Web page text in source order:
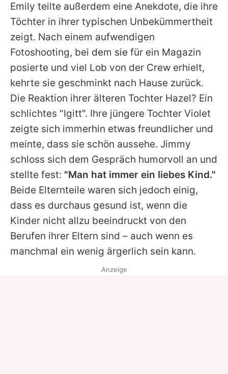
Emily teilte außerdem eine Anekdote, die ihre
Töchter in ihrer typischen Unbekümmertheit
zeigt. Nach einem aufwendigen
Fotoshooting, bei dem sie für ein Magazin
posierte und viel Lob von der Crew erhielt,
kehrte sie geschminkt nach Hause zurück.
Die Reaktion ihrer älteren Tochter Hazel? Ein
schlichtes "Igitt". Ihre jüngere Tochter Violet
zeigte sich immerhin etwas freundlicher und
meinte, dass sie schön aussehe. Jimmy
schloss sich dem Gespräch humorvoll an und
stellte fest: "Man hat immer ein liebes Kind."
Beide Elternteile waren sich jedoch einig,
dass es durchaus gesund ist, wenn die
Kinder nicht allzu beeindruckt von den
Berufen ihrer Eltern sind – auch wenn es
manchmal ein wenig ärgerlich sein kann.
Anzeige